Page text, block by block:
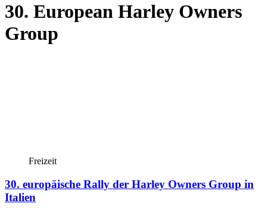
30. European Harley Owners
Group
Freizeit
30. europäische Rally der Harley Owners Group in
Italien